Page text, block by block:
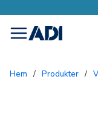
menu
Hem / Produkter /